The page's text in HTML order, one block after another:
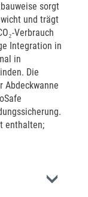
sorgt
und trägt
Verbrauch
Integration in
in
Die
Abdeckwanne
enthalten;